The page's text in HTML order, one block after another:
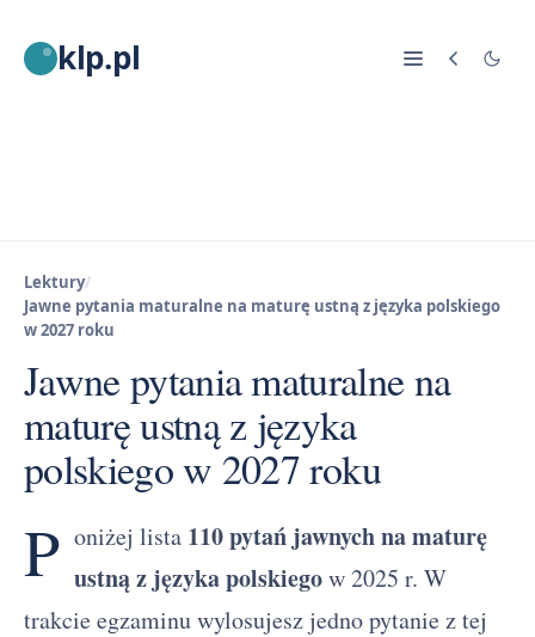
klp.pl
Lektury/
Jawne pytania maturalne na maturę ustną z języka polskiego
w 2027 roku
Jawne pytania maturalne na
maturę ustną z języka
polskiego w 2027 roku
P oniżej lista 110 pytań jawnych na maturę
ustną z języka polskiegow 2025 r. W
trakcie egzaminu wylosujesz jedno pytanie z tej